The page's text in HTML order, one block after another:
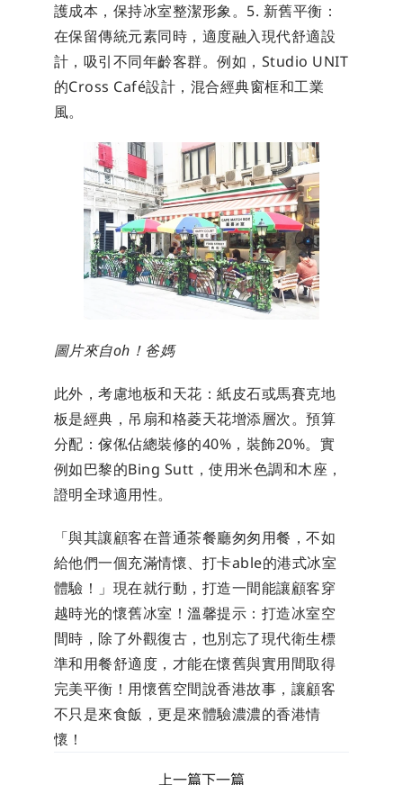
護成本，保持冰室整潔形象。5. 新舊平衡：
在保留傳統元素同時，適度融入現代舒適設
計，吸引不同年齡客群。例如，Studio UNIT
的Cross Café設計，混合經典窗框和工業
風。
圖片來自oh！爸媽
此外，考慮地板和天花：紙皮石或馬賽克地
板是經典，吊扇和格菱天花增添層次。預算
分配：傢俬佔總裝修的40%，裝飾20%。實
例如巴黎的Bing Sutt，使用米色調和木座，
證明全球適用性。
「與其讓顧客在普通茶餐廳匆匆用餐，不如
給他們一個充滿情懷、打卡able的港式冰室
體驗！」現在就行動，打造一間能讓顧客穿
越時光的懷舊冰室！溫馨提示：打造冰室空
間時，除了外觀復古，也別忘了現代衛生標
準和用餐舒適度，才能在懷舊與實用間取得
完美平衡！用懷舊空間說香港故事，讓顧客
不只是來食飯，更是來體驗濃濃的香港情
懷！
上一篇下一篇